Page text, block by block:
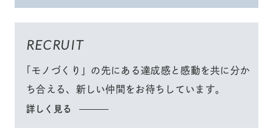
RECRUIT
「モノづくり」 の先にある達成感と感動を共に分か
ち合える、 新しい仲間をお待ちしています。
詳しく見る